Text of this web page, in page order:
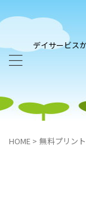
デイサービス
HOME > 無料プリント